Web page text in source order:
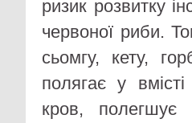
ризик розвитку
червоної риби.
сьомгу, кету,
полягає у
кров, полегшує